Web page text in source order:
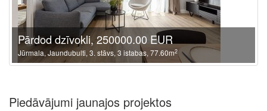
Pārdod dzīvokli, 250000.00 EUR
Jūrmala, Jaundubulti, 3. stāvs, 3 istabas, 77.60m2
Piedāvājumi jaunajos projektos